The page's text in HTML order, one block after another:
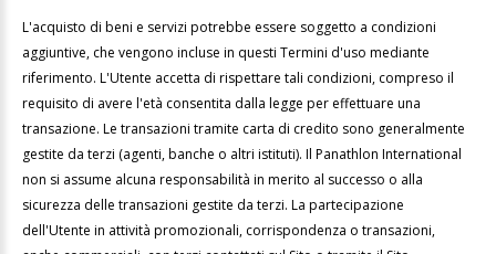
L'acquisto di beni e servizi potrebbe essere soggetto a condizioni
aggiuntive, che vengono incluse in questi Termini d'uso mediante
riferimento. L'Utente accetta di rispettare tali condizioni, compreso il
requisito di avere l'età consentita dalla legge per effettuare una
transazione. Le transazioni tramite carta di credito sono generalmente
gestite da terzi (agenti, banche o altri istituti). Il Panathlon International
non si assume alcuna responsabilità in merito al successo o alla
sicurezza delle transazioni gestite da terzi. La partecipazione
dell'Utente in attività promozionali, corrispondenza o transazioni,